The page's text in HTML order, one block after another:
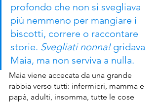
profondo che non si svegliava
più nemmeno per mangiare i
biscotti, correre o raccontare
storie. Svegliati nonna! gridava
Maia, ma non serviva a nulla.
Maia viene accecata da una grande
rabbia verso tutti: infermieri, mamma e
papà, adulti, insomma, tutte le cose